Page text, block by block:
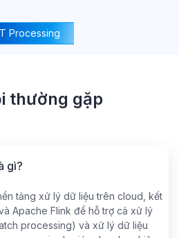
Processing
thường gặp
gì?
tảng xử lý dữ liệu trên cloud, kết
Apache Flink để hỗ trợ cả xử lý
processing) và xử lý dữ liệu